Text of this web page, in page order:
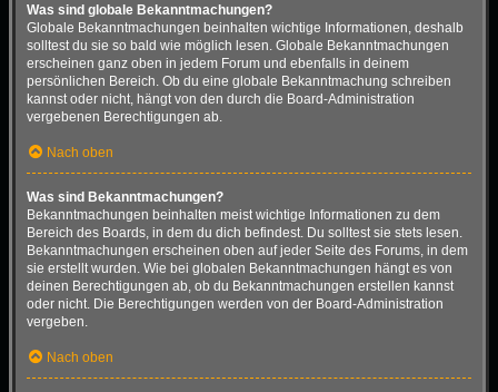
Was sind globale Bekanntmachungen?
Globale Bekanntmachungen beinhalten wichtige Informationen, deshalb
solltest du sie so bald wie möglich lesen. Globale Bekanntmachungen
erscheinen ganz oben in jedem Forum und ebenfalls in deinem
persönlichen Bereich. Ob du eine globale Bekanntmachung schreiben
kannst oder nicht, hängt von den durch die Board-Administration
vergebenen Berechtigungen ab.
Nach oben
Was sind Bekanntmachungen?
Bekanntmachungen beinhalten meist wichtige Informationen zu dem
Bereich des Boards, in dem du dich befindest. Du solltest sie stets lesen.
Bekanntmachungen erscheinen oben auf jeder Seite des Forums, in dem
sie erstellt wurden. Wie bei globalen Bekanntmachungen hängt es von
deinen Berechtigungen ab, ob du Bekanntmachungen erstellen kannst
oder nicht. Die Berechtigungen werden von der Board-Administration
vergeben.
Nach oben